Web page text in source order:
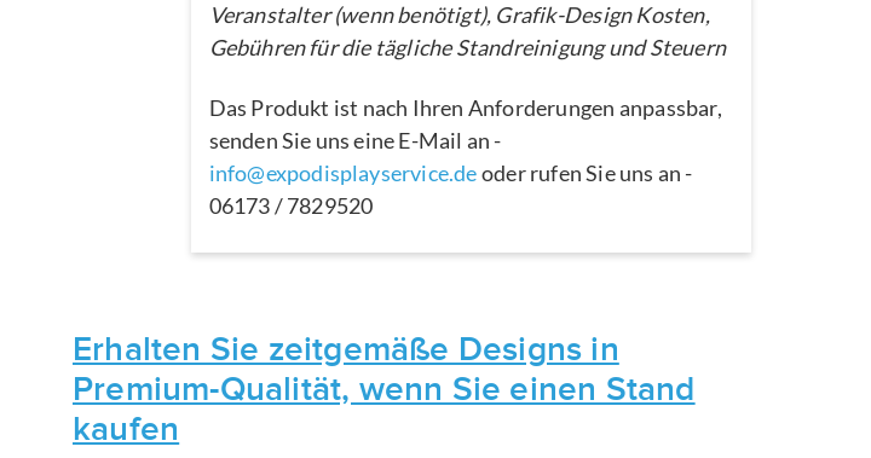
Veranstalter (wenn benötigt), Grafik-Design Kosten,
Gebühren für die tägliche Standreinigung und Steuern
Das Produkt ist nach Ihren Anforderungen anpassbar,
senden Sie uns eine E-Mail an -
info@expodisplayservice.deoder rufen Sie uns an -
06173 / 7829520
Erhalten Sie zeitgemäße Designs in
Premium-Qualität, wenn Sie einen Stand
kaufen